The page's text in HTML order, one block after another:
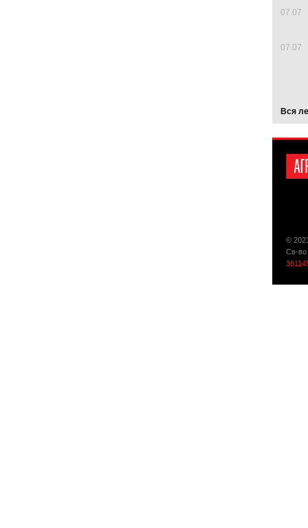
07.07
07.07
Вся
©
Св-во